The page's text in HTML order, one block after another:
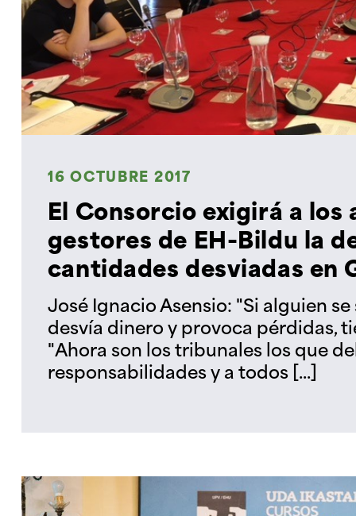
16 OCTUBRE 2017
El Consorcio exigirá a los
gestores de EH-Bildu la
cantidades desviadas en
José Ignacio Asensio: "Si alguien se
desvía dinero y provoca pérdidas,
"Ahora son los tribunales los que
responsabilidades y a todos [...]